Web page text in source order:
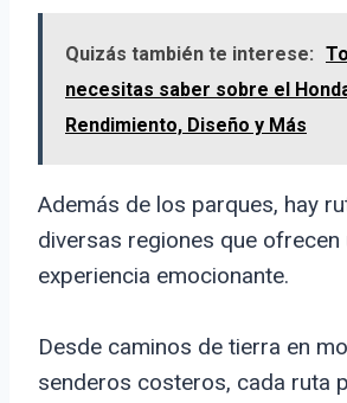
Quizás también te interese:
necesitas saber sobre el
Rendimiento, Diseño y Más
Además de los parques, hay
diversas regiones que ofrecen
experiencia emocionante.
Desde caminos de tierra en
senderos costeros, cada ruta